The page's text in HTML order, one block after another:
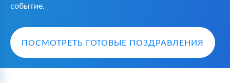
событие.
ПОСМОТРЕТЬ ГОТОВЫЕ ПОЗДРАВЛЕНИЯ